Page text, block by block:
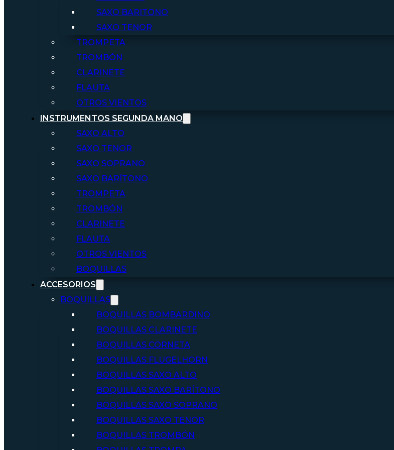
SAXO BARITONO
SAXO TENOR
TROMPETA
TROMBÓN
CLARINETE
FLAUTA
OTROS VIENTOS
INSTRUMENTOS SEGUNDA MANO
SAXO ALTO
SAXO TENOR
SAXO SOPRANO
SAXO BARÍTONO
TROMPETA
TROMBÓN
CLARINETE
FLAUTA
OTROS VIENTOS
BOQUILLAS
ACCESORIOS
BOQUILLAS
BOQUILLAS BOMBARDINO
BOQUILLAS CLARINETE
BOQUILLAS CORNETA
BOQUILLAS FLUGELHORN
BOQUILLAS SAXO ALTO
BOQUILLAS SAXO BARÍTONO
BOQUILLAS SAXO SOPRANO
BOQUILLAS SAXO TENOR
BOQUILLAS TROMBÓN